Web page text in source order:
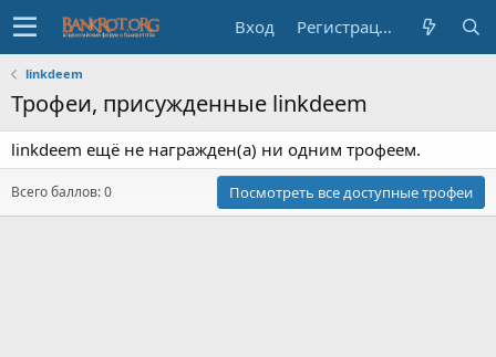
Вход Регистрация
linkdeem
Трофеи, присужденные linkdeem
linkdeem ещё не награжден(а) ни одним трофеем.
Всего баллов: 0 Посмотреть все доступные трофеи